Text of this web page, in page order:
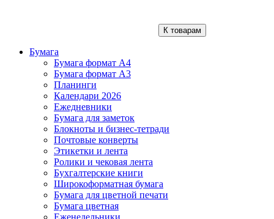
К товарам
Бумага
Бумага формат А4
Бумага формат А3
Планинги
Календари 2026
Ежедневники
Бумага для заметок
Блокноты и бизнес-тетради
Почтовые конверты
Этикетки и лента
Ролики и чековая лента
Бухгалтерские книги
Широкоформатная бумага
Бумага для цветной печати
Бумага цветная
Еженедельники